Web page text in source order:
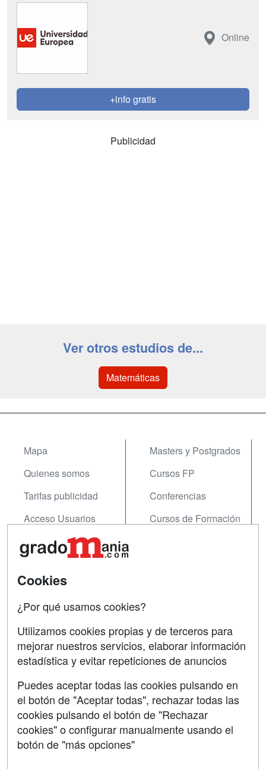
Online
+info gratis
Publicidad
Ver otros estudios de...
Matemáticas
Mapa
Quienes somos
Tarifas publicidad
Acceso Usuarios
Acceso Centros
Masters y Postgrados
Cursos FP
Conferencias
Cursos de Formación
Contactar
Copyleft
Grupo formazion:
Cookies
¿Por qué usamos cookies?
Utilizamos cookies propias y de terceros para
mejorar nuestros servicios, elaborar información
estadística y evitar repeticiones de anuncios
Puedes aceptar todas las cookies pulsando en
el botón de "Aceptar todas", rechazar todas las
cookies pulsando el botón de "Rechazar
cookies" o configurar manualmente usando el
botón de "más opciones"